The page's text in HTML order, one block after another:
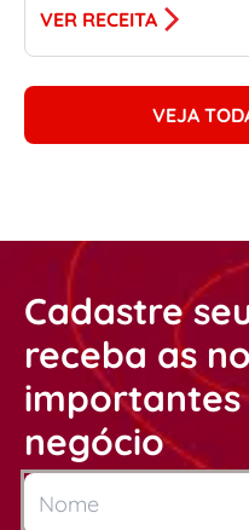
VER RECEITA
VEJA
Cadastre
receba as
importantes
negócio